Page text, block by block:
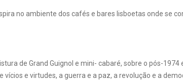
no ambiente dos cafés e bares lisboetas onde se
de Grand Guignol e mini- cabaré, sobre o pós-
vícios e virtudes, a guerra e a paz, a revolução e a